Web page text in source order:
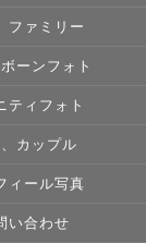
ファミリー
ーンフォト
ティフォト
カップル
ィール写真
い合わせ